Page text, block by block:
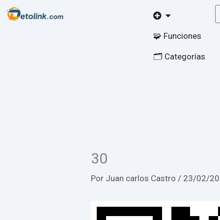
Open
🧩 Funciones
🗂️ Categorías
30
Por Juan carlos Castro/ 23/02/